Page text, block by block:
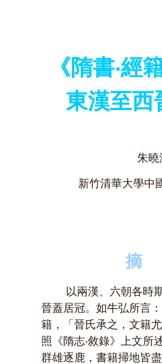
《隋書‧經
東漢至西
朱曉
新竹清華大學中
摘
以兩漢、六朝各時
晉蓋居冠。如牛弘所言
籍，「晉氏承之，文籍
照《隋志‧敘錄》上文所
群雄逐鹿，書籍掃地皆